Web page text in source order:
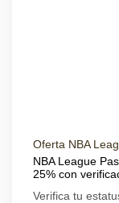
Oferta NBA
NBA League
25% con
Verifica tu